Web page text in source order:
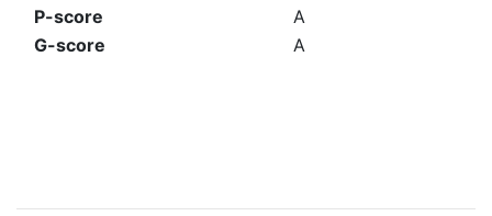
P-score
A
G-score
A